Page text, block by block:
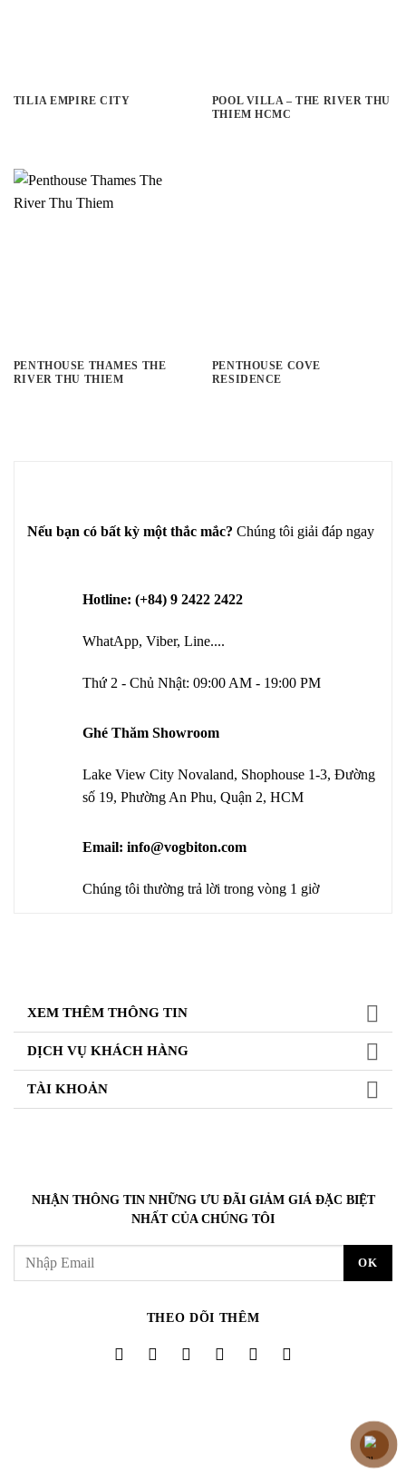
TILIA EMPIRE CITY
POOL VILLA – THE RIVER THU
THIEM HCMC
PENTHOUSE THAMES THE
RIVER THU THIEM
PENTHOUSE COVE
RESIDENCE
Nếu bạn có bất kỳ một thắc mắc? Chúng tôi giải đáp ngay
Hotline: (+84) 9 2422 2422
WhatApp, Viber, Line....
Thứ 2 - Chủ Nhật: 09:00 AM - 19:00 PM
Ghé Thăm Showroom
Lake View City Novaland, Shophouse 1-3, Đường
số 19, Phường An Phu, Quận 2, HCM
Email: info@vogbiton.com
Chúng tôi thường trả lời trong vòng 1 giờ
XEM THÊM THÔNG TIN
DỊCH VỤ KHÁCH HÀNG
TÀI KHOẢN
NHẬN THÔNG TIN NHỮNG ƯU ĐÃI GIẢM GIÁ ĐẶC BIỆT
NHẤT CỦA CHÚNG TÔI
THEO DÕI THÊM